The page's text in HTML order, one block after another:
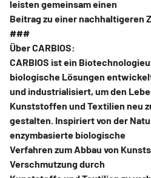
leisten gemeinsam einen
Beitrag zu einer nachhaltigeren
###
Über CARBIOS:
CARBIOS ist ein
biologische Lösungen
und industrialisiert, um den
Kunststoffen und Textilien neu
gestalten. Inspiriert von der
enzymbasierte biologische
Verfahren zum Abbau von
Verschmutzung durch